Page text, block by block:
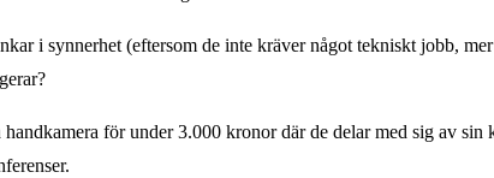
i synnerhet (eftersom de inte kräver något tekniskt jobb,
för under 3.000 kronor där de delar med sig av